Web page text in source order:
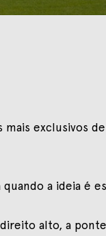
exclusivos
a ideia é
alto, a